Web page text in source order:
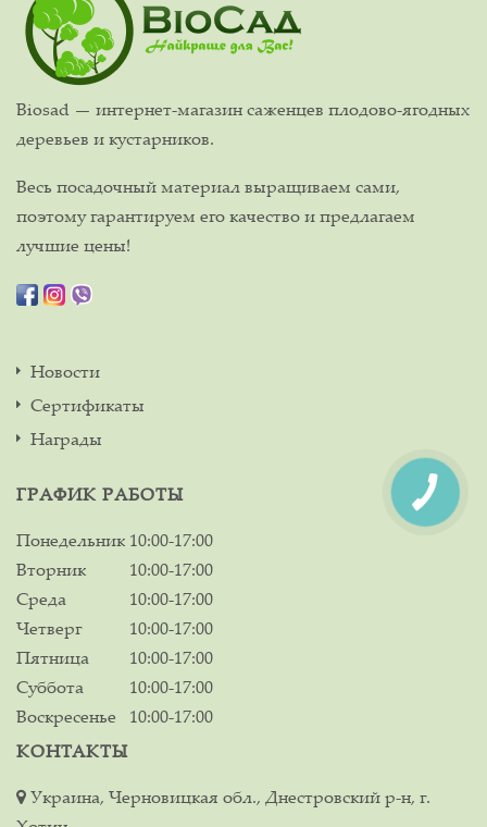
Biosad — интернет-магазин саженцев плодово-ягодных
деревьев и кустарников.
Весь посадочный материал выращиваем сами,
поэтому гарантируем его качество и предлагаем
лучшие цены!
Новости
Сертификаты
Награды
ГРАФИК РАБОТЫ
Понедельник 10:00-17:00
Вторник
10:00-17:00
Среда
10:00-17:00
Четверг
10:00-17:00
Пятница
10:00-17:00
Суббота
10:00-17:00
Воскресенье
10:00-17:00
КОНТАКТЫ
Украина, Черновицкая обл., Днестровский р-н, г.